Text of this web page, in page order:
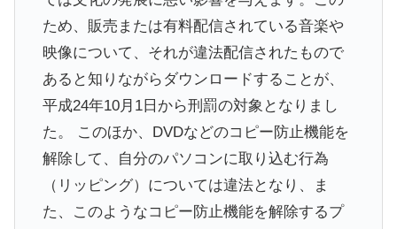
ため、販売または有料配信されている音楽や
映像について、それが違法配信されたもので
あると知りながらダウンロードすることが、
平成24年10月1日から刑罰の対象となりまし
た。 このほか、DVDなどのコピー防止機能を
解除して、自分のパソコンに取り込む行為
（リッピング）については違法となり、ま
た、このようなコピー防止機能を解除するプ